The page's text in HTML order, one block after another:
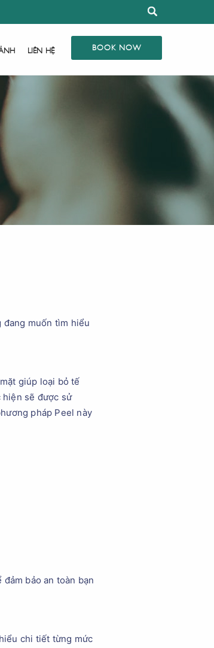
LIÊN HỆ BOOK NOW
đang muốn tìm hiểu
giúp loại bỏ tế
hiện sẽ được sử
pháp Peel này
bảo an toàn bạn
chi tiết từng mức